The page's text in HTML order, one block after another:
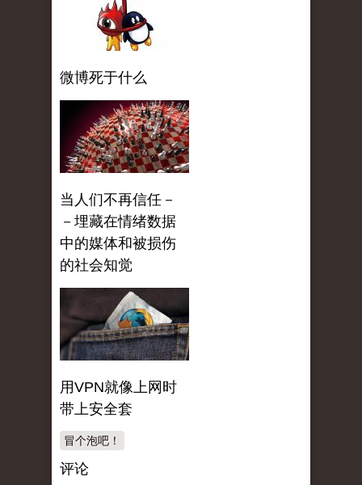
微博死于什么
当人们不再信任－
－埋藏在情绪数据
中的媒体和被损伤
的社会知觉
用VPN就像上网时
带上安全套
冒个泡吧！
评论